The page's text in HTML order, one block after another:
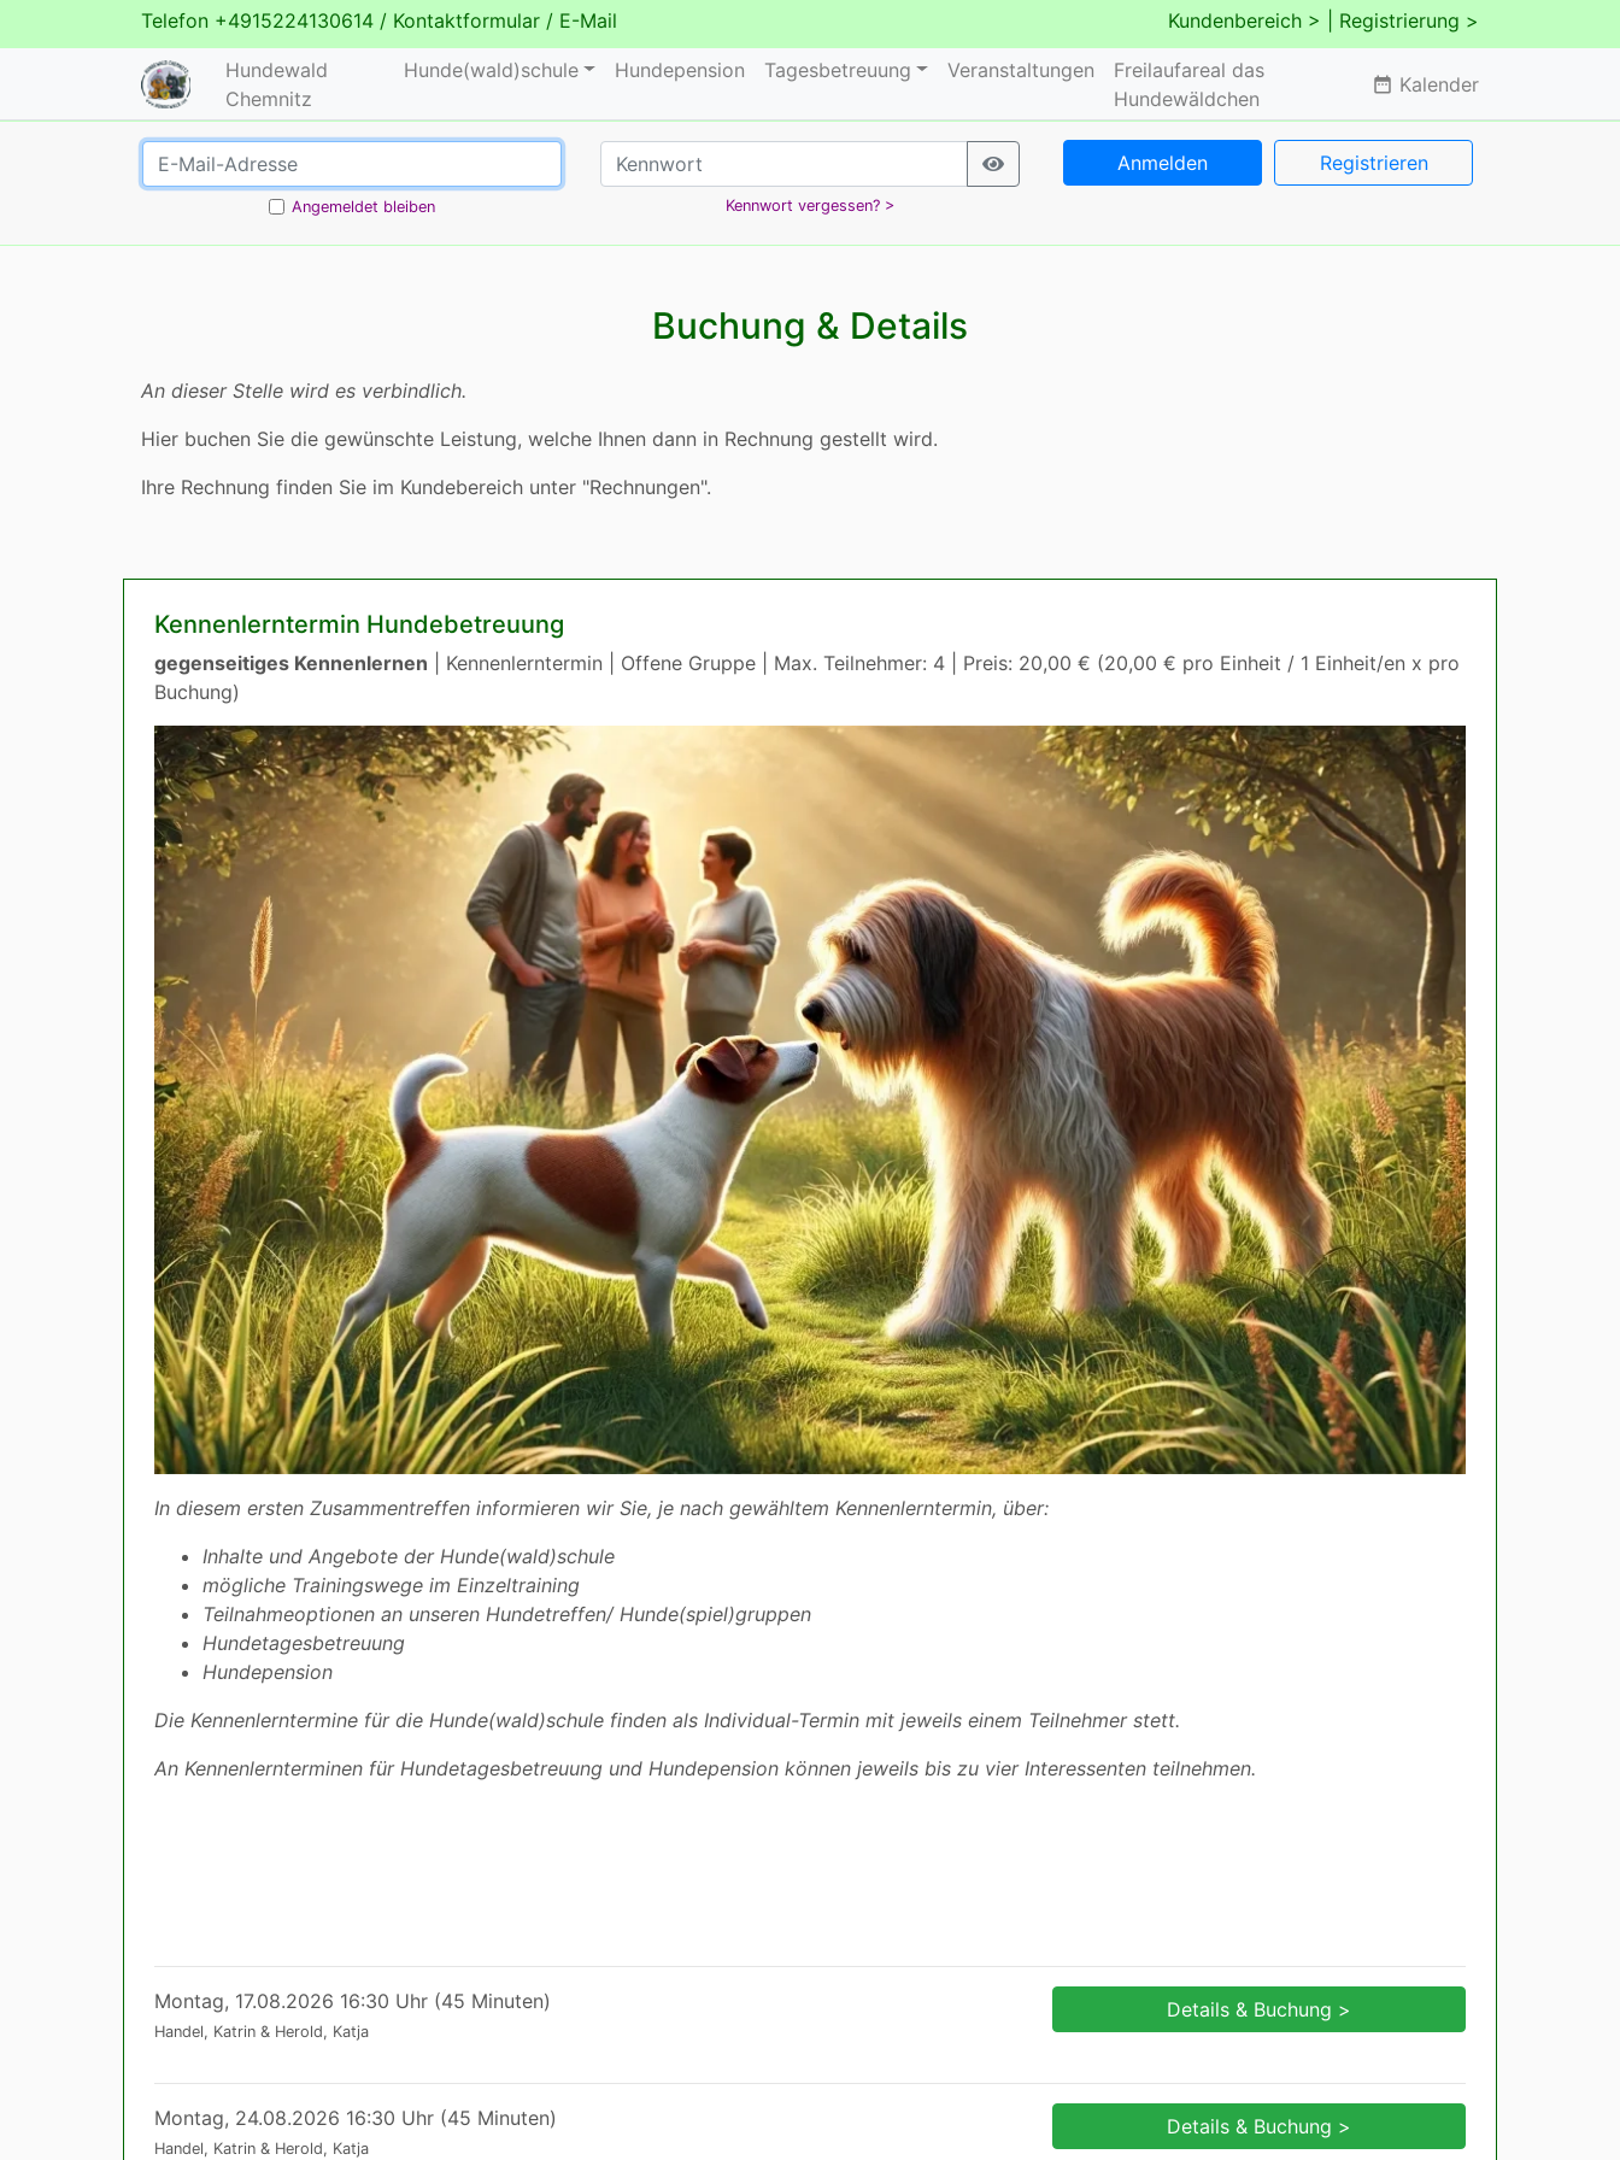
Telefon +4915224130614 / Kontaktformular / E-Mail Kundenbereich > | Registrierung >
Hundewald
Chemnitz
Hunde(wald)schule Hundepension Tagesbetreuung Veranstaltungen
Freilaufareal das
Hundewäldchen
date_range Kalender
Angemeldet bleiben Kennwort vergessen? >
Anmelden Registrieren
Buchung & Details
An dieser Stelle wird es verbindlich.
Hier buchen Sie die gewünschte Leistung, welche Ihnen dann in Rechnung gestellt wird.
Ihre Rechnung finden Sie im Kundebereich unter "Rechnungen".
Kennenlerntermin Hundebetreuung
gegenseitiges Kennenlernen | Kennenlerntermin | Offene Gruppe | Max. Teilnehmer: 4 | Preis: 20,00 € (20,00 € pro Einheit / 1 Einheit/en x pro
Buchung)
In diesem ersten Zusammentreffen informieren wir Sie, je nach gewähltem Kennenlerntermin, über:
Inhalte und Angebote der Hunde(wald)schule
mögliche Trainingswege im Einzeltraining
Teilnahmeoptionen an unseren Hundetreffen/ Hunde(spiel)gruppen
Hundetagesbetreuung
Hundepension
Die Kennenlerntermine für die Hunde(wald)schule finden als Individual-Termin mit jeweils einem Teilnehmer stett.
An Kennenlernterminen für Hundetagesbetreuung und Hundepension können jeweils bis zu vier Interessenten teilnehmen.
Montag, 17.08.2026 16:30 Uhr (45 Minuten)
Handel, Katrin & Herold, Katja
Details & Buchung >
Montag, 24.08.2026 16:30 Uhr (45 Minuten)
Handel, Katrin & Herold, Katja
Details & Buchung >